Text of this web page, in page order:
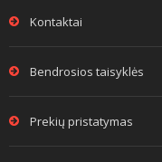
Kontaktai
Bendrosios taisyklės
Prekių pristatymas